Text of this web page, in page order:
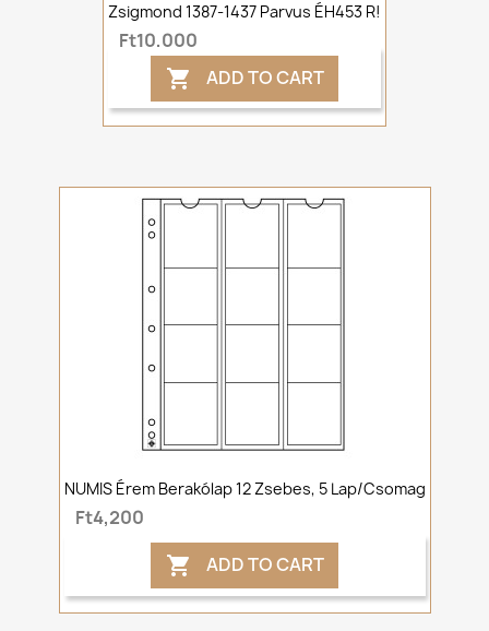
Zsigmond 1387-1437 Parvus ÉH453 R!
Ft10,000
 ADD TO CART
NUMIS Érem Berakólap 12 Zsebes, 5 Lap/csomag
Ft4,200
 ADD TO CART